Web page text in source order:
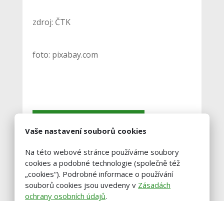
zdroj: ČTK
foto: pixabay.com
Podobné články
Zemědělci na jihu Čech snižují
Vaše nastavení souborů cookies
Na této webové stránce používáme soubory
cookies a podobné technologie (společně též
„cookies“). Podrobné informace o používání
souborů cookies jsou uvedeny v Zásadách
ochrany osobních údajů.